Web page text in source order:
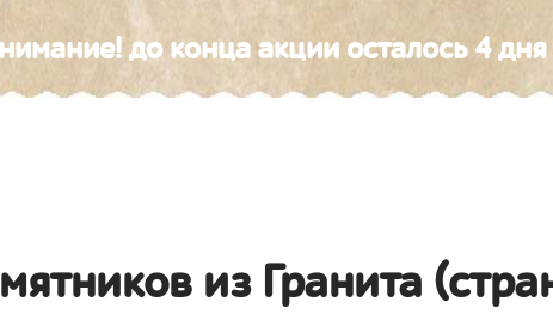
до конца акции осталось 4 дня
из Гранита